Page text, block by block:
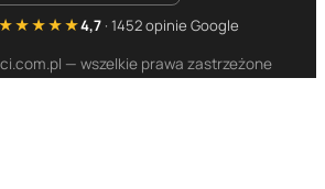
— wszelkie prawa zastrzeżone
★★★★★4,7· 1452 opinie Google